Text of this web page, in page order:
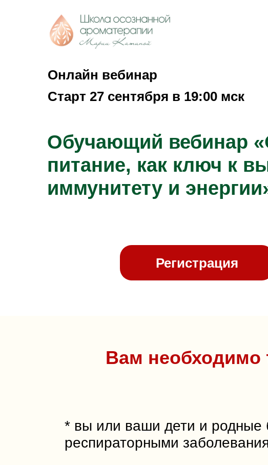
Обучающий вебинар
питание, как ключ к
иммунитету и
Регистрация
Онлайн вебинар
Старт 27 сентября в 19:00 мск
Вам необходимо
* вы или ваши дети и родные
респираторными